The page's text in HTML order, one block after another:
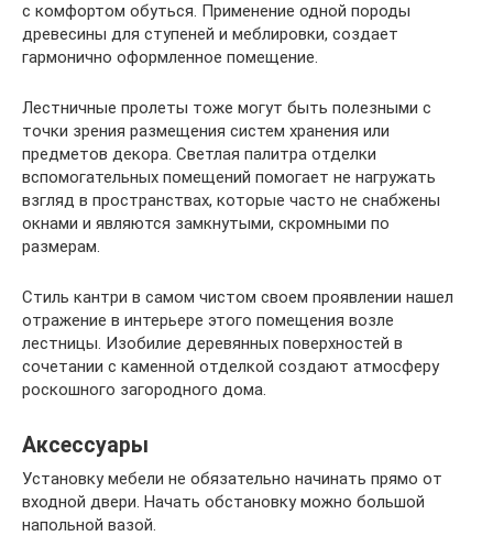
с комфортом обуться. Применение одной породы
древесины для ступеней и меблировки, создает
гармонично оформленное помещение.
Лестничные пролеты тоже могут быть полезными с
точки зрения размещения систем хранения или
предметов декора. Светлая палитра отделки
вспомогательных помещений помогает не нагружать
взгляд в пространствах, которые часто не снабжены
окнами и являются замкнутыми, скромными по
размерам.
Стиль кантри в самом чистом своем проявлении нашел
отражение в интерьере этого помещения возле
лестницы. Изобилие деревянных поверхностей в
сочетании с каменной отделкой создают атмосферу
роскошного загородного дома.
Аксессуары
Установку мебели не обязательно начинать прямо от
входной двери. Начать обстановку можно большой
напольной вазой.